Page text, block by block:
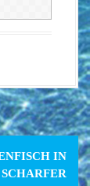
IN
SCHARFER